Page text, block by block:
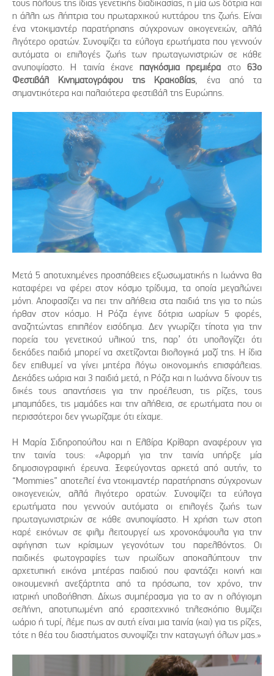
τους πόλους της ίδιας γενετικής διαδικασίας, η μία ως δότρια και
η άλλη ως λήπτρια του πρωταρχικού κυττάρου της ζωής. Είναι
ένα ντοκιμαντέρ παρατήρησης σύγχρονων οικογενειών, αλλά
λιγότερο ορατών. Συνοψίζει τα εύλογα ερωτήματα που γεννούν
αυτόματα οι επιλογές ζωής των πρωταγωνιστριών σε κάθε
ανυποψίαστο. H ταινία έκανεπαγκόσμια πρεμιέρα στο63ο
Φεστιβάλ Κινηματογράφου της Κρακοβίας, ένα από τα
σημαντικότερα και παλαιότερα φεστιβάλ της Ευρώπης.
Μετά 5 αποτυχημένες προσπάθειες εξωσωματικής η Ιωάννα θα
καταφέρει να φέρει στον κόσμο τρίδυμα, τα οποία μεγαλώνει
μόνη. Αποφασίζει να πει την αλήθεια στα παιδιά της για το πώς
ήρθαν στον κόσμο. Η Ρόζα έγινε δότρια ωαρίων 5 φορές,
αναζητώντας επιπλέον εισόδημα. Δεν γνωρίζει τίποτα για την
πορεία του γενετικού υλικού της, παρ’ ότι υπολογίζει ότι
δεκάδες παιδιά μπορεί να σχετίζονται βιολογικά μαζί της. Η ίδια
δεν επιθυμεί να γίνει μητέρα λόγω οικονομικής επισφάλειας.
Δεκάδες ωάρια και 3 παιδιά μετά, η Ρόζα και η Ιωάννα δίνουν τις
δικές τους απαντήσεις για την προέλευση, τις ρίζες, τους
μπαμπάδες, τις μαμάδες και την αλήθεια, σε ερωτήματα που οι
περισσότεροι δεν γνωρίζαμε ότι είχαμε.
Η Μαρία Σιδηροπούλου και η Ελβίρα Κρίθαρη αναφέρουν για
την ταινία τους: «Αφορμή για την ταινία υπήρξε μία
δημοσιογραφική έρευνα. Ξεφεύγοντας αρκετά από αυτήν, το
“Mommies” αποτελεί ένα ντοκιμαντέρ παρατήρησης σύγχρονων
οικογενειών, αλλά λιγότερο ορατών. Συνοψίζει τα εύλογα
ερωτήματα που γεννούν αυτόματα οι επιλογές ζωής των
πρωταγωνιστριών σε κάθε ανυποψίαστο. Η χρήση των στοπ
καρέ εικόνων σε φιλμ λειτουργεί ως χρονοκάψουλα για την
αφήγηση των κρίσιμων γεγονότων του παρελθόντος. Οι
παιδικές φωτογραφίες των ηρωίδων αποκαλύπτουν την
αρχετυπική εικόνα μητέρας παιδιού που φαντάζει κοινή και
οικουμενική ανεξάρτητα από τα πρόσωπα, τον χρόνο, την
ιατρική υποβοήθηση. Δίχως συμπέρασμα για το αν η ολόγιομη
σελήνη, αποτυπωμένη από ερασιτεχνικό τηλεσκόπιο θυμίζει
ωάριο ή τυρί, λέμε πως αν αυτή είναι μια ταινία (και) για τις ρίζες,
τότε η θέα του διαστήματος συνοψίζει την καταγωγή όλων μας.»